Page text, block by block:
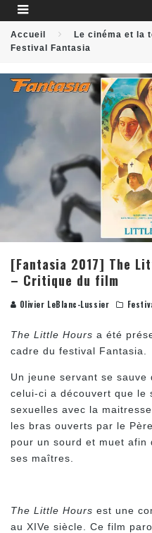
Accueil
Le cinéma et la
Festival Fantasia
[Fantasia 2017] The
– Critique du film
Olivier LeBlanc-Lussier
The Little Hours a été
cadre du festival Fantasia.
Un jeune servant se sauve
celui-ci a découvert que le
sexuelles avec la
les bras ouverts par le
pour un sourd et muet
ses maîtres.
The Little Hours est une
au XIVe siècle. Ce film